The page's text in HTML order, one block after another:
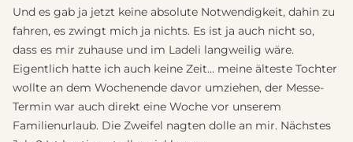
Und es gab ja jetzt keine absolute Notwendigkeit, dahin zu
fahren, es zwingt mich ja nichts. Es ist ja auch nicht so,
dass es mir zuhause und im Ladeli langweilig wäre.
Eigentlich hatte ich auch keine Zeit… meine älteste Tochter
wollte an dem Wochenende davor umziehen, der Messe-
Termin war auch direkt eine Woche vor unserem
Familienurlaub. Die Zweifel nagten dolle an mir. Nächstes